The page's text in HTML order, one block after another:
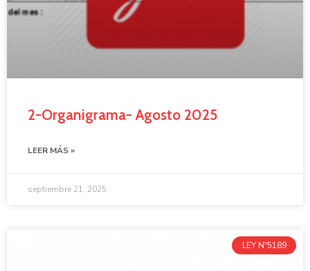
2-Organigrama- Agosto 2025
LEER MÁS »
septiembre 21, 2025
LEY Nº5189